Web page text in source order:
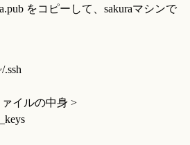
をコピーして、sakuraマシンで
.ssh
イルの中身 >